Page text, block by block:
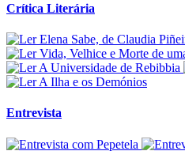
Crítica Literária
Entrevista